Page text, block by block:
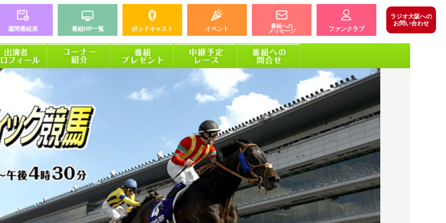
週間番組表 番組HP一覧 ポッドキャスト イベント
番組への
メッセージ
ファンクラブ
ラジオ大阪への
お問い合わせ